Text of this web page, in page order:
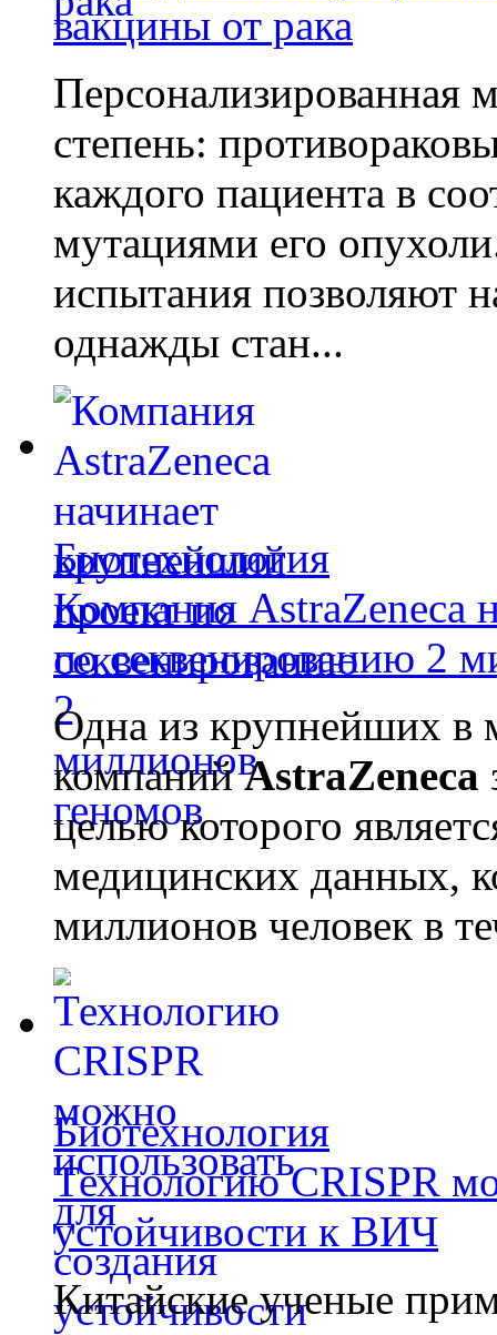
вакцины от рака
Персонализированная
степень:
каждого пациента в
мутациями его
испытания позволяют
однажды стан...
Биотехнология
Компания AstraZeneca
по секвенированию 2
Одна из крупнейших в
компанийAstraZeneca
целью которого
медицинских данных,
миллионов человек в
Биотехнология
Технологию CRISPR
устойчивости к ВИЧ
Китайские ученые